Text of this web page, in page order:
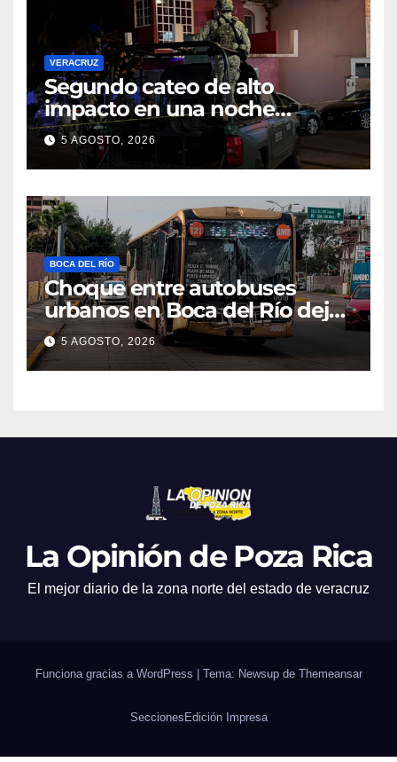
VERACRUZ
Segundo cateo de alto
impacto en una noche
moviliza a fuerzas federales y
estatales en Veracruz
5 AGOSTO, 2026
BOCA DEL RÍO
Choque entre autobuses
urbanos en Boca del Río deja
tres pasajeros con golpes
leves
5 AGOSTO, 2026
La Opinión de Poza Rica
El mejor diario de la zona norte del estado de veracruz
Funciona gracias a WordPress Tema: Newsup de Themeansar
SeccionesEdición Impresa